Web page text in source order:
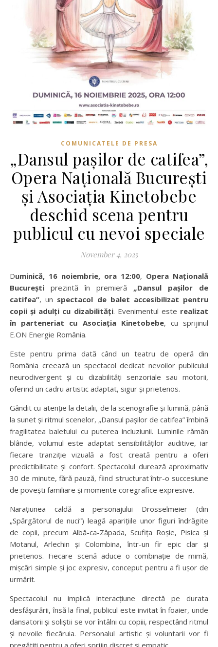
COMUNICATELE DE PRESA
„Dansul pașilor de catifea”,
Opera Națională București
și Asociația Kinetobebe
deschid scena pentru
publicul cu nevoi speciale
November 4, 2025
Duminică, 16 noiembrie, ora 12:00, Opera Națională
București prezintă în premieră „Dansul pașilor de
catifea”, un spectacol de balet accesibilizat pentru
copii și adulți cu dizabilități. Evenimentul este realizat
în parteneriat cu Asociația Kinetobebe, cu sprijinul
E.ON Energie România.
Este pentru prima dată când un teatru de operă din
România creează un spectacol dedicat nevoilor publicului
neurodivergent și cu dizabilități senzoriale sau motorii,
oferind un cadru artistic adaptat, sigur și prietenos.
Gândit cu atenție la detalii, de la scenografie și lumină, până
la sunet și ritmul scenelor, „Dansul pașilor de catifea” îmbină
fragilitatea baletului cu puterea incluziunii. Luminile rămân
blânde, volumul este adaptat sensibilităților auditive, iar
fiecare tranziție vizuală a fost creată pentru a oferi
predictibilitate și confort. Spectacolul durează aproximativ
30 de minute, fără pauză, fiind structurat într-o succesiune
de povești familiare și momente coregrafice expresive.
Narațiunea caldă a personajului Drosselmeier (din
„Spărgătorul de nuci”) leagă aparițiile unor figuri îndrăgite
de copii, precum Albă-ca-Zăpada, Scufița Roșie, Pisica și
Motanul, Arlechin și Colombina, într-un fir epic clar și
prietenos. Fiecare scenă aduce o combinație de mimă,
mișcări simple și joc expresiv, conceput pentru a fi ușor de
urmărit.
Spectacolul nu implică interacțiune directă pe durata
desfășurării, însă la final, publicul este invitat în foaier, unde
dansatorii și soliștii se vor întâlni cu copiii, respectând ritmul
și nevoile fiecăruia. Personalul artistic și voluntarii vor fi